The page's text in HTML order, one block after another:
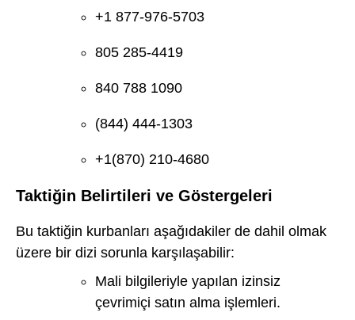
+1 877-976-5703
805 285-4419
840 788 1090
(844) 444-1303
+1(870) 210-4680
Taktiğin Belirtileri ve Göstergeleri
Bu taktiğin kurbanları aşağıdakiler de dahil olmak
üzere bir dizi sorunla karşılaşabilir:
Mali bilgileriyle yapılan izinsiz
çevrimiçi satın alma işlemleri.